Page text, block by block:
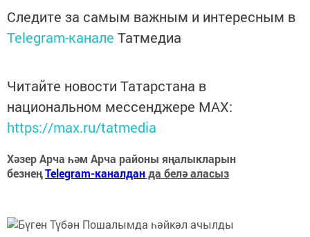
Следите за самым важным и интересным в
Telegram-канале Татмедиа
Читайте новости Татарстана в
национальном мессенджере MАХ:
https://max.ru/tatmedia
Хәзер Арча һәм Арча районы яңалыкларын
безнеңTelegram-каналданда белә аласыз